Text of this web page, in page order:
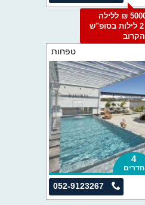
החל מ5000 ₪ ללילה
למזמינים 2 לילות בסופ"ש
הקרוב
טפחות
4
חדרים
052-9123267